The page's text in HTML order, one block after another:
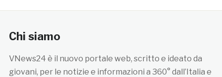
Chi siamo
VNews24 è il nuovo portale web, scritto e ideato da
giovani, per le notizie e informazioni a 360° dall’Italia e